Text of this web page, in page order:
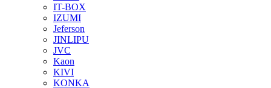
IT-BOX
IZUMI
Jeferson
JINLIPU
JVC
Kaon
KIVI
KONKA